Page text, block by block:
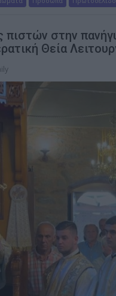
στην
Θεία